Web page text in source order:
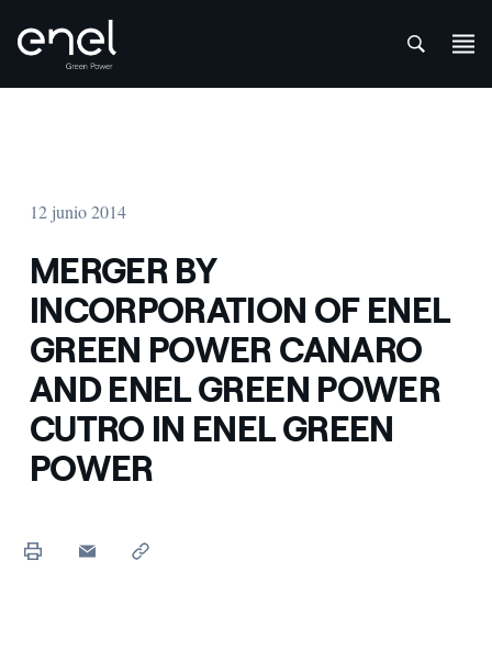
12 junio 2014
MERGER BY
INCORPORATION OF ENEL
GREEN POWER CANARO
AND ENEL GREEN POWER
CUTRO IN ENEL GREEN
POWER